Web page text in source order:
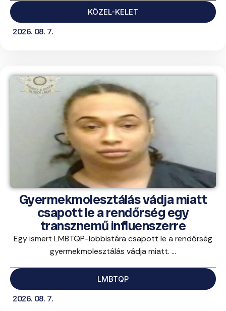
KÖZEL-KELET
2026. 08. 7.
Gyermekmolesztálás vádja miatt
csapott le a rendőrség egy
transznemű influenszerre
Egy ismert LMBTQP-lobbistára csapott le a rendőrség
gyermekmolesztálás vádja miatt. ...
LMBTQP
2026. 08. 7.